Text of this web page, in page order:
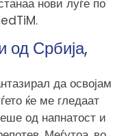
нови луѓе по
од Србија,
да освојам
ќе ме гледаат
од напнатост и